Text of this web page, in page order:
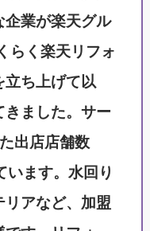
企業が楽天グル
らく楽天リフォ
立ち上げて以
ました。サー
出店店舗数
います。水回り
リアなど、加盟